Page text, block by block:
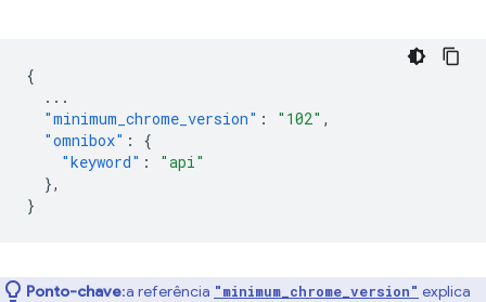
{
...
"minimum_chrome_version" : "102" ,
"omnibox" :
{
"keyword" :
"api"
},
}
Ponto-chave:a referência "minimum_chrome_version" explica